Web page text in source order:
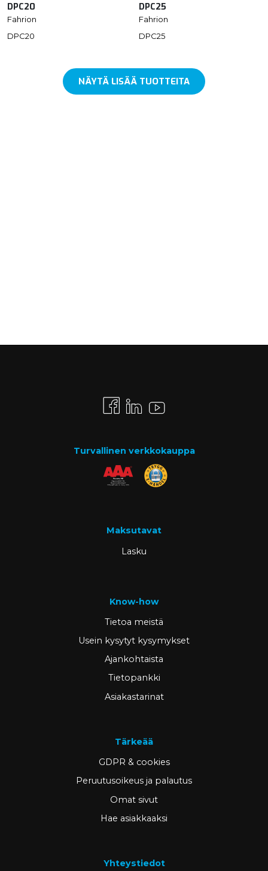
DPC20
Fahrion
DPC20
DPC25
Fahrion
DPC25
NÄYTÄ LISÄÄ TUOTTEITA
Turvallinen verkkokauppa
Maksutavat
Lasku
Know-how
Tietoa meistä
Usein kysytyt kysymykset
Ajankohtaista
Tietopankki
Asiakastarinat
Tärkeää
GDPR & cookies
Peruutusoikeus ja palautus
Omat sivut
Hae asiakkaaksi
Yhteystiedot